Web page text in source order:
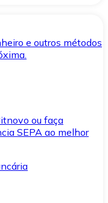
e outros métodos
ou faça
SEPA ao melhor